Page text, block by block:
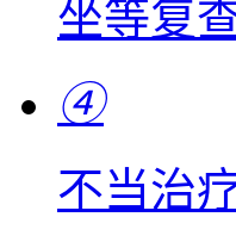
坐等复
④
不当治